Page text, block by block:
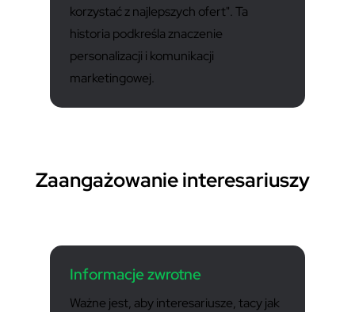
korzystać z najlepszych ofert". Ta
historia podkreśla znaczenie
personalizacji i komunikacji
marketingowej.
Zaangażowanie interesariuszy
Informacje zwrotne
Ważne jest, aby interesariusze, tacy jak